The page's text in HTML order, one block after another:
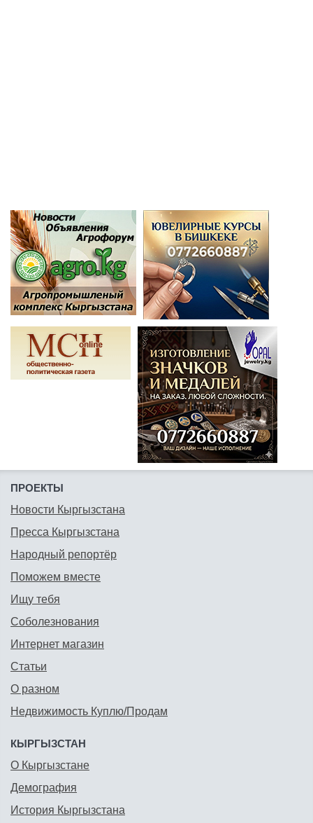
ПРОЕКТЫ
Новости Кыргызстана
Пресса Кыргызстана
Народный репортёр
Поможем вместе
Ищу тебя
Соболезнования
Интернет магазин
Статьи
О разном
Недвижимость Куплю/Продам
КЫРГЫЗСТАН
О Кыргызстане
Демография
История Кыргызстана